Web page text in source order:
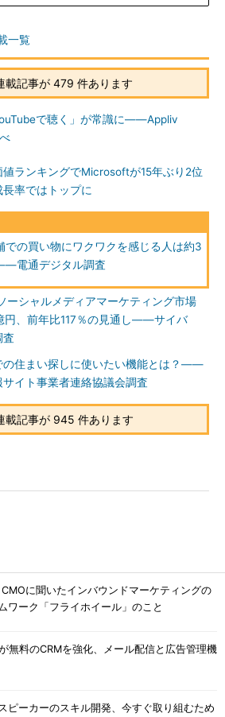
一覧
載記事が 479 件あります
で聴く」が常識に――Appliv
値ランキングでMicrosoftが15年ぶり2位
率ではトップに
での買い物にワクワクを感じる人は約3
電通デジタル調査
ーシャルメディアマーケティング市場
円、前年比117％の見通し――サイバ
査
の住まい探しに使いたい機能とは？――
イト事業者連絡協議会調査
載記事が 945 件あります
に聞いたインバウンドマーケティングの
ワーク「フライホイール」のこと
無料のCRMを強化、メール配信と広告管理機
ピーカーのスキル開発、今すぐ取り組むため